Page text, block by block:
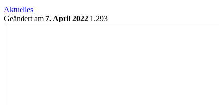
Aktuelles
Geändert am 7. April 2022 1.293